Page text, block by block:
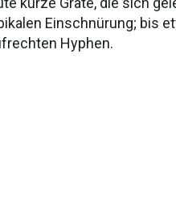
Einschnürung; bis
Hyphen.